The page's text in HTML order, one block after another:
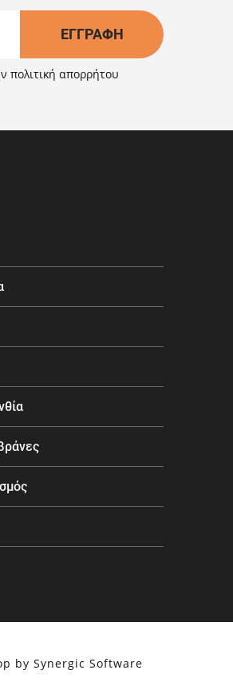
ΕΓΓΡΑΦΉ
πολιτική απορρήτου
by Synergic Software